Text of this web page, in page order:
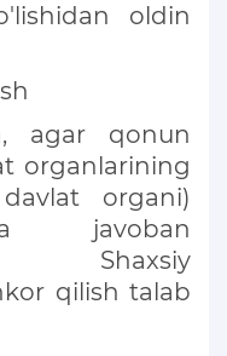
oldin
agar qonun
organlarining
organi)
javoban
Shaxsiy
qilish talab